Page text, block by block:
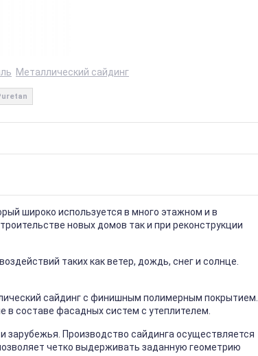
Металлический сайдинг
широко используется в много этажном и в
новых домов так и при реконструкции
таких как ветер, дождь, снег и солнце.
сайдинг с финишным полимерным покрытием.
в составе фасадных систем с утеплителем.
зарубежья. Производство сайдинга осуществляется
четко выдерживать заданную геометрию